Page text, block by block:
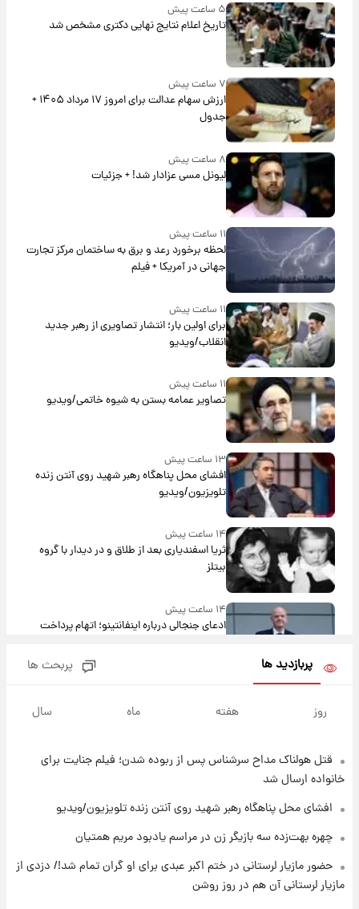
۵ ساعت پیش
تاریخ اعلام نتایج نهایی دکتری مشخص شد
۷ ساعت پیش
ارزش سهام عدالت برای امروز ۱۷ مرداد ۱۴۰۵ +
جدول
۸ ساعت پیش
لیونل مسی عزادار شد! + جزئیات
۱۱ ساعت پیش
لحظه برخورد رعد و برق به ساختمان مرکز تجارت
جهانی در آمریکا + فیلم
۱۱ ساعت پیش
برای اولین بار؛ انتشار تصاویری از رهبر جدید
انقلاب/ویدیو
۱۱ ساعت پیش
تصاویر عمامه بستن به شیوه خاتمی/ویدیو
۱۳ ساعت پیش
افشای محل پناهگاه‌ رهبر شهید روی آنتن زنده
تلویزیون/ویدیو
۱۴ ساعت پیش
ثریا اسفندیاری بعد از طلاق و در دیدار با گروه
بیتلز
۱۴ ساعت پیش
ادعای جنجالی درباره اینفانتینو؛ اتهام پرداخت
آلزایمر و زوال عقل افزایش می‌یابد؟
۱۴ ساعت پیش
۱۵ ساعت پیش
مرداد ۱۴۰۵ +جدول
پربازدید ها پربحث ها
روز هفته ماه سال
قتل هولناک مداح سرشناس پس از ربوده شدن؛ فیلم جنایت برای
خانواده ارسال شد
افشای محل پناهگاه‌ رهبر شهید روی آنتن زنده تلویزیون/ویدیو
چهره بهت‌زده سه بازیگر زن در مراسم یادبود مریم همتیان
حضور مازیار لرستانی در ختم اکبر عبدی برای او گران تمام شد!/ دزدی از
مازیار لرستانی آن هم در روز روشن